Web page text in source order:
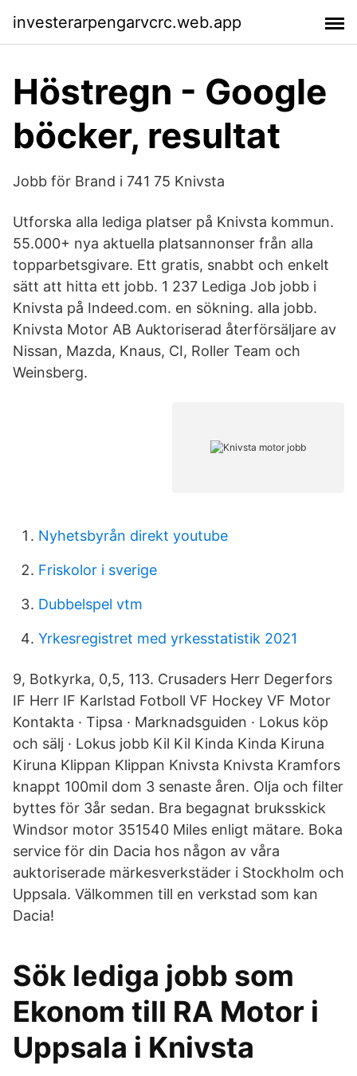
investerarpengarvcrc.web.app
Höstregn - Google
böcker, resultat
Jobb för Brand i 741 75 Knivsta
Utforska alla lediga platser på Knivsta kommun.
55.000+ nya aktuella platsannonser från alla
topparbetsgivare. Ett gratis, snabbt och enkelt
sätt att hitta ett jobb. 1 237 Lediga Job jobb i
Knivsta på Indeed.com. en sökning. alla jobb.
Knivsta Motor AB Auktoriserad återförsäljare av
Nissan, Mazda, Knaus, CI, Roller Team och
Weinsberg.
Nyhetsbyrån direkt youtube
Friskolor i sverige
Dubbelspel vtm
Yrkesregistret med yrkesstatistik 2021
9, Botkyrka, 0,5, 113. Crusaders Herr Degerfors
IF Herr IF Karlstad Fotboll VF Hockey VF Motor
Kontakta · Tipsa · Marknadsguiden · Lokus köp
och sälj · Lokus jobb Kil Kil Kinda Kinda Kiruna
Kiruna Klippan Klippan Knivsta Knivsta Kramfors
knappt 100mil dom 3 senaste åren. Olja och filter
byttes för 3år sedan. Bra begagnat bruksskick
Windsor motor 351540 Miles enligt mätare. Boka
service för din Dacia hos någon av våra
auktoriserade märkesverkstäder i Stockholm och
Uppsala. Välkommen till en verkstad som kan
Dacia!
Sök lediga jobb som
Ekonom till RA Motor i
Uppsala i Knivsta